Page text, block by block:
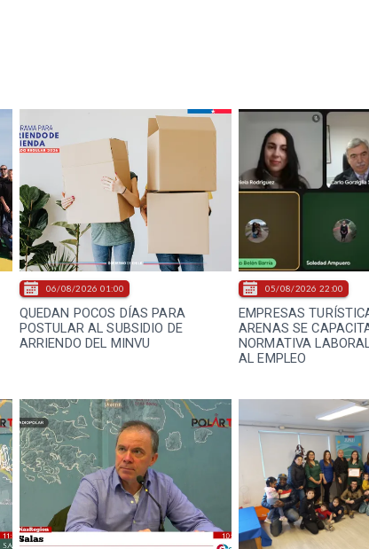
QUEDAN POCOS DÍAS PARA
POSTULAR AL SUBSIDIO DE
ARRIENDO DEL MINVU
06/08/2026 01:00
EMPRESAS
ARENAS SE
NORMATIVA
AL EMPLEO
05/08/2026 22:00